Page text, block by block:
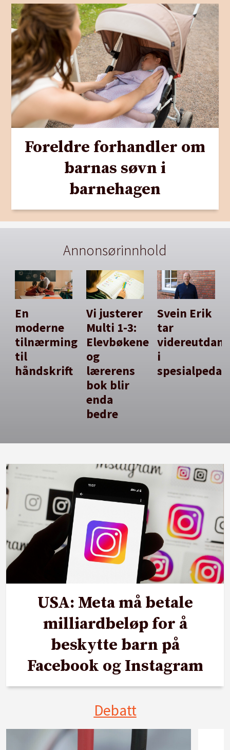
Foreldre forhandler om
barnas søvn i
barnehagen
Annonsørinnhold
En
moderne
tilnærming
til
håndskrift
Vi justerer
Multi 1-3:
Elevbøkene
og
lærerens
bok blir
enda
bedre
Svein Erik
tar
i
USA: Meta må betale
milliardbeløp for å
beskytte barn på
Facebook og Instagram
Debatt